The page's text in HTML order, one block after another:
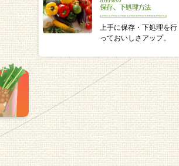
上手に保存・下処理を行
っておいしさアップ。